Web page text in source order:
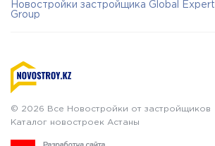
Новостройки застройщика Global
Group
© 2026 Все Новостройки от застройщиков
Каталог новостроек Астаны